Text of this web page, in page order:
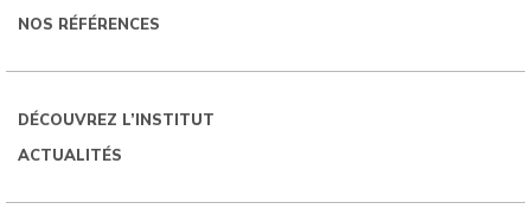
NOS RÉFÉRENCES
DÉCOUVREZ L’INSTITUT
ACTUALITÉS